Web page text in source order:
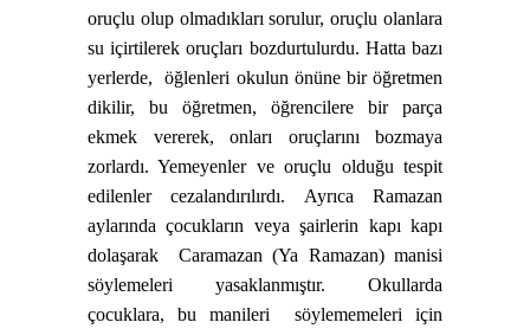
oruçlu olup olmadıkları sorulur, oruçlu olanlara
su içirtilerek oruçları bozdurtulurdu. Hatta bazı
yerlerde,
öğlenleri okulun önüne bir öğretmen
dikilir, bu öğretmen, öğrencilere bir parça
ekmek vererek, onları oruçlarını bozmaya
zorlardı. Yemeyenler ve oruçlu olduğu tespit
edilenler cezalandırılırdı. Ayrıca Ramazan
aylarında çocukların veya şairlerin kapı kapı
dolaşarak
Caramazan (Ya Ramazan) manisi
söylemeleri yasaklanmıştır. Okullarda
çocuklara, bu manileri
söylememeleri için